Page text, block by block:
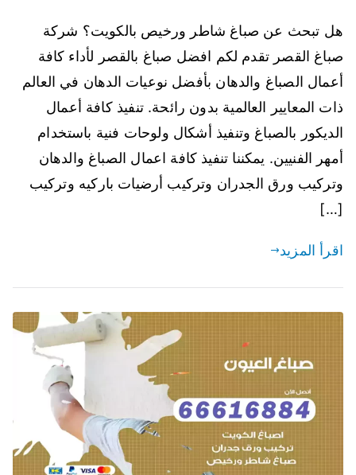
هل تبحث عن صباغ شاطر ورخيص بالكويت؟ شركة
صباغ القصر تقدم لكم افضل صباغ بالقصر لأداء كافة
أعمال الصباغ والدهان بأفضل نوعيات الدهان في العالم
ذات المعايير العالمية بدون رائحة. تنفيذ كافة أعمال
الديكور بالصباغ وتنفيذ أشكال ولوحات فنية باستخدام
أمهر الفنيين. يمكننا تنفيذ كافة اعمال الصباغ والدهان
وتركيب ورق الجدران وتركيب أرضيات باركيه وتركيب
[…]
اقرأ المزيد